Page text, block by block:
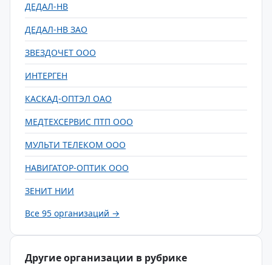
ДЕДАЛ-НВ
ДЕДАЛ-НВ ЗАО
ЗВЕЗДОЧЕТ ООО
ИНТЕРГЕН
КАСКАД-ОПТЭЛ ОАО
МЕДТЕХСЕРВИС ПТП ООО
МУЛЬТИ ТЕЛЕКОМ ООО
НАВИГАТОР-ОПТИК ООО
ЗЕНИТ НИИ
Все 95 организаций →
Другие организации в рубрике